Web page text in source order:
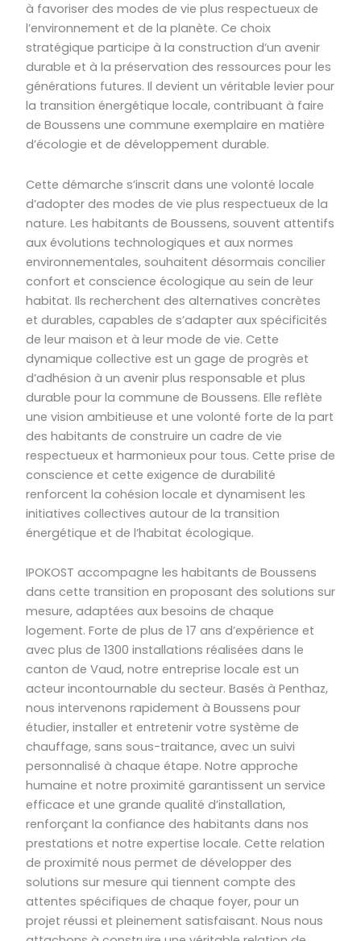
à favoriser des modes de vie plus respectueux de
l’environnement et de la planète. Ce choix
stratégique participe à la construction d’un avenir
durable et à la préservation des ressources pour les
générations futures. Il devient un véritable levier pour
la transition énergétique locale, contribuant à faire
de Boussens une commune exemplaire en matière
d’écologie et de développement durable.
Cette démarche s’inscrit dans une volonté locale
d’adopter des modes de vie plus respectueux de la
nature. Les habitants de Boussens, souvent attentifs
aux évolutions technologiques et aux normes
environnementales, souhaitent désormais concilier
confort et conscience écologique au sein de leur
habitat. Ils recherchent des alternatives concrètes
et durables, capables de s’adapter aux spécificités
de leur maison et à leur mode de vie. Cette
dynamique collective est un gage de progrès et
d’adhésion à un avenir plus responsable et plus
durable pour la commune de Boussens. Elle reflète
une vision ambitieuse et une volonté forte de la part
des habitants de construire un cadre de vie
respectueux et harmonieux pour tous. Cette prise de
conscience et cette exigence de durabilité
renforcent la cohésion locale et dynamisent les
initiatives collectives autour de la transition
énergétique et de l’habitat écologique.
IPOKOST accompagne les habitants de Boussens
dans cette transition en proposant des solutions sur
mesure, adaptées aux besoins de chaque
logement. Forte de plus de 17 ans d’expérience et
avec plus de 1300 installations réalisées dans le
canton de Vaud, notre entreprise locale est un
acteur incontournable du secteur. Basés à Penthaz,
nous intervenons rapidement à Boussens pour
étudier, installer et entretenir votre système de
chauffage, sans sous-traitance, avec un suivi
personnalisé à chaque étape. Notre approche
humaine et notre proximité garantissent un service
efficace et une grande qualité d’installation,
renforçant la confiance des habitants dans nos
prestations et notre expertise locale. Cette relation
de proximité nous permet de développer des
solutions sur mesure qui tiennent compte des
attentes spécifiques de chaque foyer, pour un
projet réussi et pleinement satisfaisant. Nous nous